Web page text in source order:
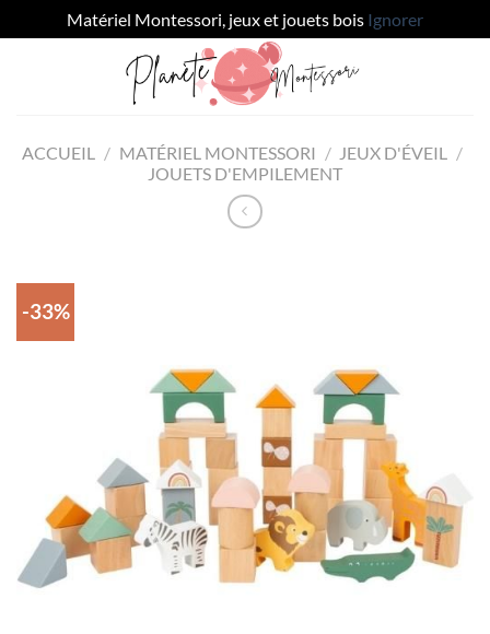
Matériel Montessori, jeux et jouets bois Ignorer
ACCUEIL / MATÉRIEL MONTESSORI / JEUX D'ÉVEIL /
JOUETS D'EMPILEMENT
-33%